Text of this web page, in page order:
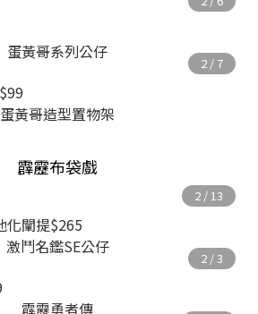
蛋黃哥系列公仔
蛋黃哥造型置物架
霹靂布袋戲
激鬥名鑑SE公仔
霹靂勇者傳